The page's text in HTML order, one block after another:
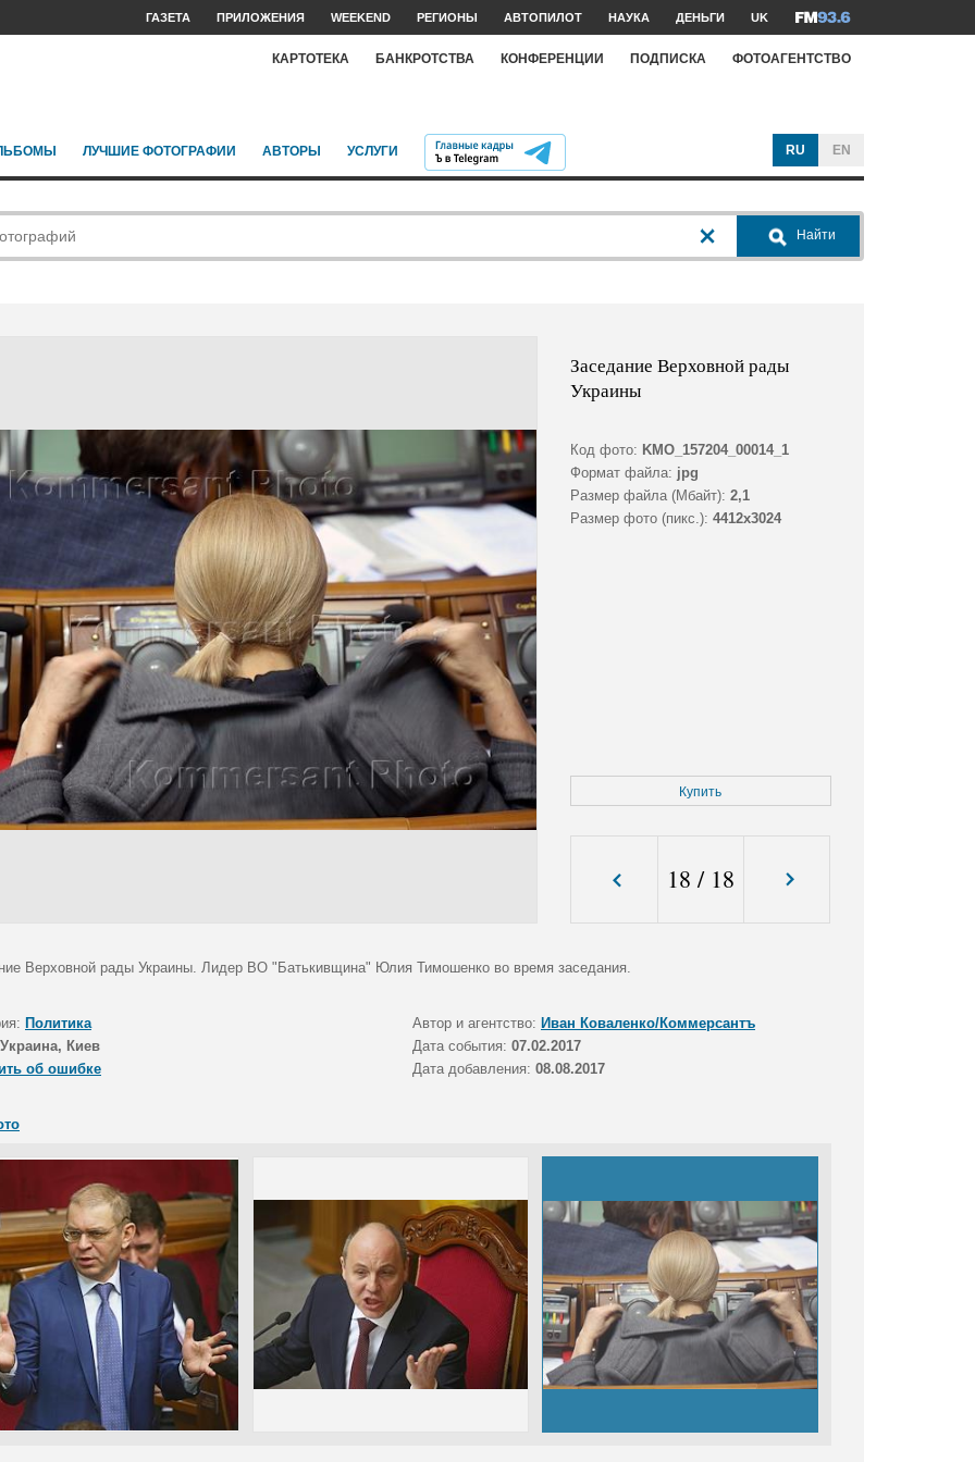
ГАЗЕТА ПРИЛОЖЕНИЯ WEEKEND РЕГИОНЫ АВТОПИЛОТ НАУКА ДЕНЬГИ UK
КАРТОТЕКА БАНКРОТСТВА КОНФЕРЕНЦИИ ПОДПИСКА ФОТОАГЕНТСТВО
ЛУЧШИЕ ФОТОГРАФИИ АВТОРЫ УСЛУГИ RU EN
Найти
Заседание Верховной рады
Украины
Код фото: KMO_157204_00014_1
Формат файла: jpg
Размер файла (Мбайт): 2,1
Размер фото (пикс.): 4412x3024
Купить
18 / 18
Верховной рады Украины. Лидер ВО "Батькивщина" Юлия Тимошенко во время заседания.
Политика Автор и агентство: Иван Коваленко/Коммерсантъ
Украина, Киев Дата события: 07.02.2017
об ошибке
Дата добавления: 08.08.2017